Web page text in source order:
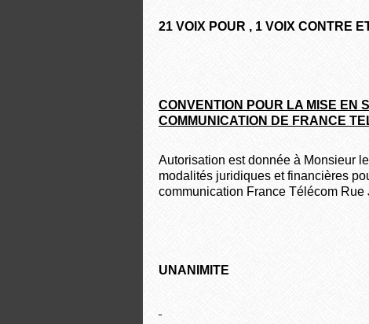
21 VOIX POUR , 1 VOIX CONTRE
CONVENTION POUR LA MISE EN
COMMUNICATION DE FRANCE
Autorisation est donnée à Monsieur
modalités juridiques et financières
communication France Télécom Rue
UNANIMITE